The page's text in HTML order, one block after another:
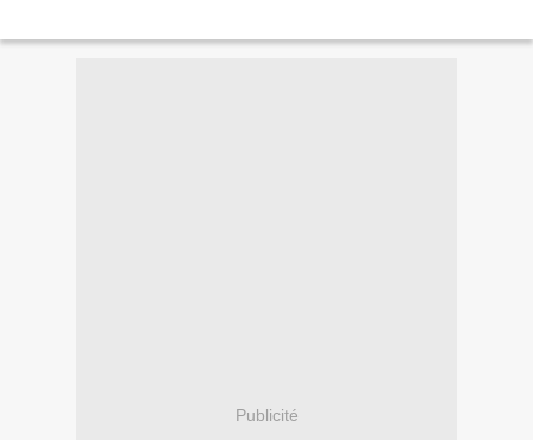
Publicité